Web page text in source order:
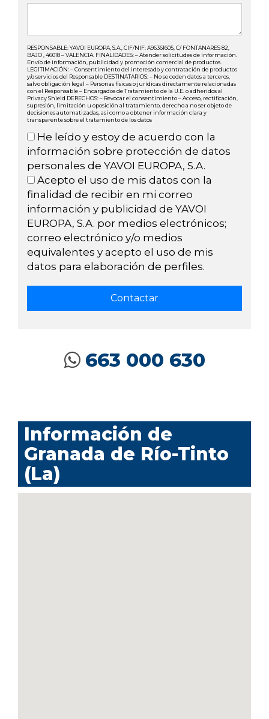
RESPONSABLE: YAVOI EUROPA, S.A., CIF/NIF: A96361605, C/ FONTANARES 82,
BAJO , 46018 – VALENCIA. FINALIDADES: – Atender solicitudes de información.
Envío de información, publicidad y promoción comercial de productos.
LEGITIMACIÓN: – Consentimiento del interesado y contratación de productos
y/o servicios del Responsable DESTINATARIOS: – No se ceden datos a terceros,
salvo obligación legal – Personas físicas o jurídicas directamente relacionadas
con el Responsable – Encargados de Tratamiento de la U.E. o adheridos al
Privacy Shield DERECHOS: – Revocar el consentimiento – Acceso, rectificación,
supresión, limitación u oposición al tratamiento, derecho a no ser objeto de
decisiones automatizadas, así como a obtener información clara y
transparente sobre el tratamiento de los datos
He leído y estoy de acuerdo con la
información sobre protección de datos
personales de YAVOI EUROPA, S.A.
Acepto el uso de mis datos con la
finalidad de recibir en mi correo
información y publicidad de YAVOI
EUROPA, S.A. por medios electrónicos;
correo electrónico y/o medios
equivalentes y acepto el uso de mis
datos para elaboración de perfiles.
663 000 630
Información de
Granada de Río-Tinto
(La)